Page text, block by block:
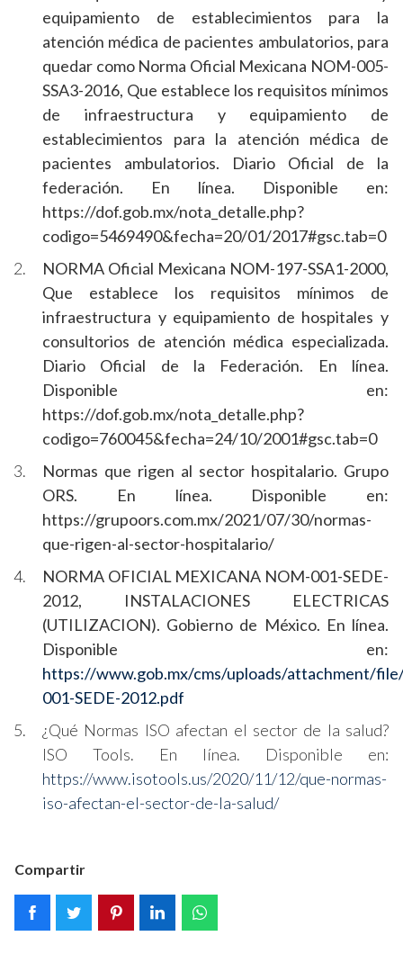
equipamiento de establecimientos para la
atención médica de pacientes ambulatorios, para
quedar como Norma Oficial Mexicana NOM-005-
SSA3-2016, Que establece los requisitos mínimos
de infraestructura y equipamiento de
establecimientos para la atención médica de
pacientes ambulatorios. Diario Oficial de la
federación. En línea. Disponible en:
https://dof.gob.mx/nota_detalle.php?
codigo=5469490&fecha=20/01/2017#gsc.tab=0
NORMA Oficial Mexicana NOM-197-SSA1-2000,
Que establece los requisitos mínimos de
infraestructura y equipamiento de hospitales y
consultorios de atención médica especializada.
Diario Oficial de la Federación. En línea.
Disponible en:
https://dof.gob.mx/nota_detalle.php?
codigo=760045&fecha=24/10/2001#gsc.tab=0
Normas que rigen al sector hospitalario. Grupo
ORS. En línea. Disponible en:
https://grupoors.com.mx/2021/07/30/normas-
que-rigen-al-sector-hospitalario/
NORMA OFICIAL MEXICANA NOM-001-SEDE-
2012, INSTALACIONES ELECTRICAS
(UTILIZACION). Gobierno de México. En línea.
Disponible en:
https://www.gob.mx/cms/uploads/attachment/
001-SEDE-2012.pdf
¿Qué Normas ISO afectan el sector de la salud?
ISO Tools. En línea. Disponible en:
https://www.isotools.us/2020/11/12/que-normas-
iso-afectan-el-sector-de-la-salud/
Compartir